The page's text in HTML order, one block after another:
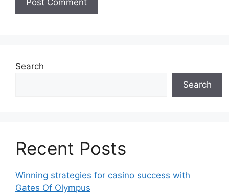
Search
Search
Recent Posts
Winning strategies for casino success with
Gates Of Olympus